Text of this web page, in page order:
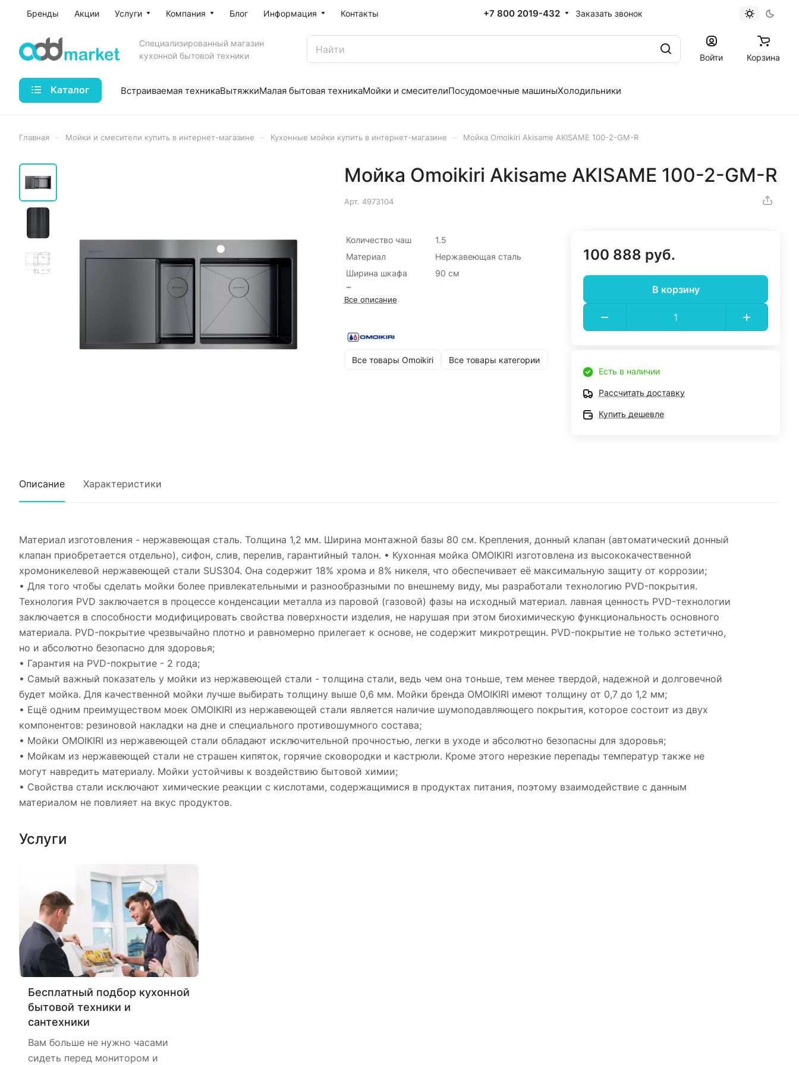
Бренды Акции Услуги Компания Блог Информация Контакты +7 800 2019-432 Заказать звонок
Специализированный магазин
кухонной бытовой техники
Войти Корзина
Каталог Встраиваемая техникаВытяжкиМалая бытовая техникаМойки и смесителиПосудомоечные машиныХолодильники
Главная Мойки и смесители купить в интернет-магазине Кухонные мойки купить в интернет-магазине Мойка Omoikiri Akisame AKISAME 100-2-GM-R
Мойка Omoikiri Akisame AKISAME 100-2-GM-R
Арт. 4973104
Количество чаш
1.5
Материал
Нержавеющая сталь
Ширина шкафа
90 см
Тип установки
Крыло
Все описание
Все товары Omoikiri Все товары категории
100 888 руб.
В корзину
Есть в наличии
Рассчитать доставку
Купить дешевле
Описание Характеристики
Материал изготовления - нержавеющая сталь. Толщина 1,2 мм. Ширина монтажной базы 80 см. Крепления, донный клапан (автоматический донный
клапан приобретается отдельно), сифон, слив, перелив, гарантийный талон. • Кухонная мойка OMOIKIRI изготовлена из высококачественной
хромоникелевой нержавеющей стали SUS304. Она содержит 18% хрома и 8% никеля, что обеспечивает её максимальную защиту от коррозии;
• Для того чтобы сделать мойки более привлекательными и разнообразными по внешнему виду, мы разработали технологию PVD-покрытия.
Технология PVD заключается в процессе конденсации металла из паровой (газовой) фазы на исходный материал. лавная ценность PVD-технологии
заключается в способности модифицировать свойства поверхности изделия, не нарушая при этом биохимическую функциональность основного
материала. PVD-покрытие чрезвычайно плотно и равномерно прилегает к основе, не содержит микротрещин. PVD-покрытие не только эстетично,
но и абсолютно безопасно для здоровья;
• Гарантия на PVD-покрытие - 2 года;
• Самый важный показатель у мойки из нержавеющей стали - толщина стали, ведь чем она тоньше, тем менее твердой, надежной и долговечной
будет мойка. Для качественной мойки лучше выбирать толщину выше 0,6 мм. Мойки бренда OMOIKIRI имеют толщину от 0,7 до 1,2 мм;
• Ещё одним преимуществом моек OMOIKIRI из нержавеющей стали является наличие шумоподавляющего покрытия, которое состоит из двух
компонентов: резиновой накладки на дне и специального противошумного состава;
• Мойки OMOIKIRI из нержавеющей стали обладают исключительной прочностью, легки в уходе и абсолютно безопасны для здоровья;
• Мойкам из нержавеющей стали не страшен кипяток, горячие сковородки и кастрюли. Кроме этого нерезкие перепады температур также не
могут навредить материалу. Мойки устойчивы к воздействию бытовой химии;
• Свойства стали исключают химические реакции с кислотами, содержащимися в продуктах питания, поэтому взаимодействие с данным
материалом не повлияет на вкус продуктов.
Услуги
Бесплатный подбор кухонной
бытовой техники и
сантехники
Вам больше не нужно часами
сидеть перед монитором и